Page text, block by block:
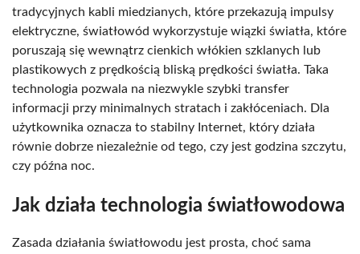
tradycyjnych kabli miedzianych, które przekazują impulsy
elektryczne, światłowód wykorzystuje wiązki światła, które
poruszają się wewnątrz cienkich włókien szklanych lub
plastikowych z prędkością bliską prędkości światła. Taka
technologia pozwala na niezwykle szybki transfer
informacji przy minimalnych stratach i zakłóceniach. Dla
użytkownika oznacza to stabilny Internet, który działa
równie dobrze niezależnie od tego, czy jest godzina szczytu,
czy późna noc.
Jak działa technologia światłowodowa
Zasada działania światłowodu jest prosta, choć sama